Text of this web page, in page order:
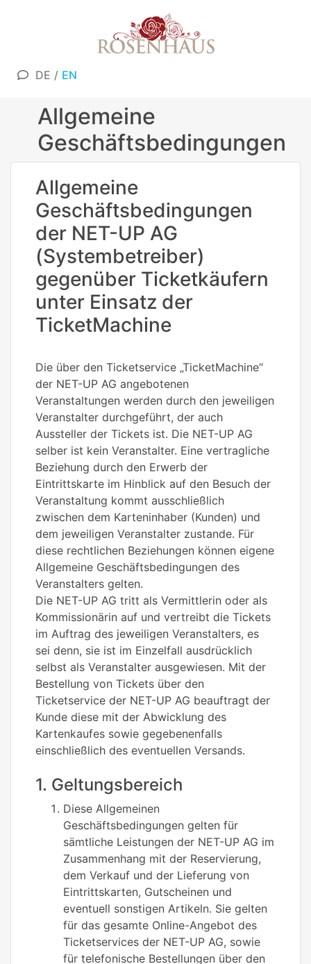
DE / EN
Allgemeine
Geschäftsbedingungen
Allgemeine
Geschäftsbedingungen
der NET-UP AG
(Systembetreiber)
gegenüber Ticketkäufern
unter Einsatz der
TicketMachine
Die über den Ticketservice „TicketMachine“
der NET-UP AG angebotenen
Veranstaltungen werden durch den jeweiligen
Veranstalter durchgeführt, der auch
Aussteller der Tickets ist. Die NET-UP AG
selber ist kein Veranstalter. Eine vertragliche
Beziehung durch den Erwerb der
Eintrittskarte im Hinblick auf den Besuch der
Veranstaltung kommt ausschließlich
zwischen dem Karteninhaber (Kunden) und
dem jeweiligen Veranstalter zustande. Für
diese rechtlichen Beziehungen können eigene
Allgemeine Geschäftsbedingungen des
Veranstalters gelten.
Die NET-UP AG tritt als Vermittlerin oder als
Kommissionärin auf und vertreibt die Tickets
im Auftrag des jeweiligen Veranstalters, es
sei denn, sie ist im Einzelfall ausdrücklich
selbst als Veranstalter ausgewiesen. Mit der
Bestellung von Tickets über den
Ticketservice der NET-UP AG beauftragt der
Kunde diese mit der Abwicklung des
Kartenkaufes sowie gegebenenfalls
einschließlich des eventuellen Versands.
1. Geltungsbereich
Diese Allgemeinen
Geschäftsbedingungen gelten für
sämtliche Leistungen der NET-UP AG im
Zusammenhang mit der Reservierung,
dem Verkauf und der Lieferung von
Eintrittskarten, Gutscheinen und
eventuell sonstigen Artikeln. Sie gelten
für das gesamte Online-Angebot des
Ticketservices der NET-UP AG, sowie
für telefonische Bestellungen über den